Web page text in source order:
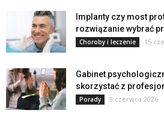
Implanty czy most
rozwiązanie wybrać
Choroby i leczenie 15
Gabinet
skorzystać z
Porady 9 czerwca 2026